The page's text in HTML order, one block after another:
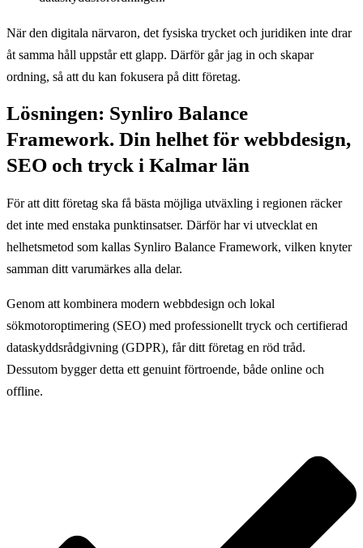
När den digitala närvaron, det fysiska trycket och juridiken inte drar
åt samma håll uppstår ett glapp. Därför går jag in och skapar
ordning, så att du kan fokusera på ditt företag.
Lösningen: Synliro Balance
Framework. Din helhet för webbdesign,
SEO och tryck i Kalmar län
För att ditt företag ska få bästa möjliga utväxling i regionen räcker
det inte med enstaka punktinsatser. Därför har vi utvecklat en
helhetsmetod som kallas Synliro Balance Framework, vilken knyter
samman ditt varumärkes alla delar.
Genom att kombinera modern webbdesign och lokal
sökmotoroptimering (SEO) med professionellt tryck och certifierad
dataskyddsrådgivning (GDPR), får ditt företag en röd tråd.
Dessutom bygger detta ett genuint förtroende, både online och
offline.